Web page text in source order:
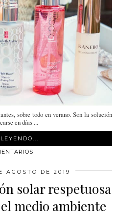
sobre todo en verano. Son la solución
en días ...
AGOSTO DE 2019
solar respetuosa
medio ambiente